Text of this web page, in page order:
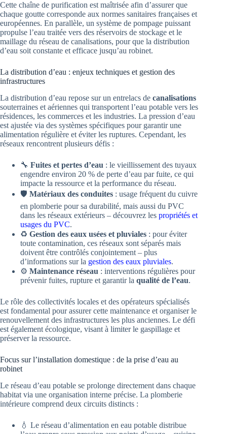
Cette chaîne de purification est maîtrisée afin d’assurer que
chaque goutte corresponde aux normes sanitaires françaises et
européennes. En parallèle, un système de pompage puissant
propulse l’eau traitée vers des réservoirs de stockage et le
maillage du réseau de canalisations, pour que la distribution
d’eau soit constante et efficace jusqu’au robinet.
La distribution d’eau : enjeux techniques et gestion des
infrastructures
La distribution d’eau repose sur un entrelacs de canalisations
souterraines et aériennes qui transportent l’eau potable vers les
résidences, les commerces et les industries. La pression d’eau
est ajustée via des systèmes spécifiques pour garantir une
alimentation régulière et éviter les ruptures. Cependant, les
réseaux rencontrent plusieurs défis :
🔧 Fuites et pertes d’eau : le vieillissement des tuyaux
engendre environ 20 % de perte d’eau par fuite, ce qui
impacte la ressource et la performance du réseau.
🛡️ Matériaux des conduites : usage fréquent du cuivre
en plomberie pour sa durabilité, mais aussi du PVC
dans les réseaux extérieurs – découvrez les propriétés et
usages du PVC.
♻️ Gestion des eaux usées et pluviales : pour éviter
toute contamination, ces réseaux sont séparés mais
doivent être contrôlés conjointement – plus
d’informations sur la gestion des eaux pluviales.
⚙️ Maintenance réseau : interventions régulières pour
prévenir fuites, rupture et garantir la qualité de l’eau.
Le rôle des collectivités locales et des opérateurs spécialisés
est fondamental pour assurer cette maintenance et organiser le
renouvellement des infrastructures les plus anciennes. Le défi
est également écologique, visant à limiter le gaspillage et
préserver la ressource.
Focus sur l’installation domestique : de la prise d’eau au
robinet
Le réseau d’eau potable se prolonge directement dans chaque
habitat via une organisation interne précise. La plomberie
intérieure comprend deux circuits distincts :
💧 Le réseau d’alimentation en eau potable distribue